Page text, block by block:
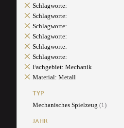
Schlagworte:
Schlagworte:
Schlagworte:
Schlagworte:
Schlagworte:
Schlagworte:
Fachgebiet: Mechanik
Material: Metall
TYP
Mechanisches Spielzeug (1)
JAHR